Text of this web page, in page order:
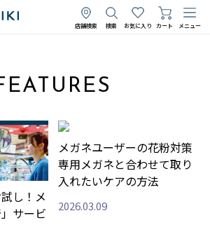
店舗検索 検索 お気に入り カート メニュー
し！メ
サービ
メガネユーザーの花粉対策
専用メガネと合わせて取り
入れたいケアの方法
2026.03.09